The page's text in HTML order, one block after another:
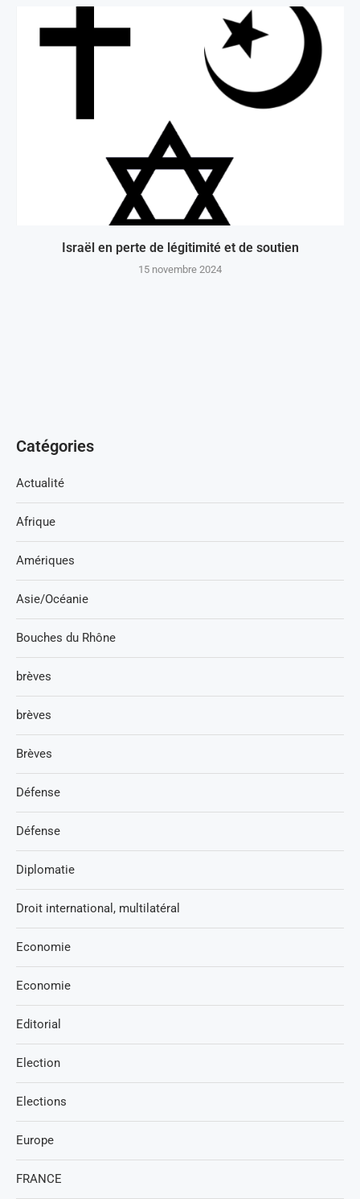
Israël en perte de légitimité et de soutien
15 novembre 2024
Catégories
Actualité
Afrique
Amériques
Asie/Océanie
Bouches du Rhône
brèves
brèves
Brèves
Défense
Défense
Diplomatie
Droit international, multilatéral
Economie
Economie
Editorial
Election
Elections
Europe
FRANCE